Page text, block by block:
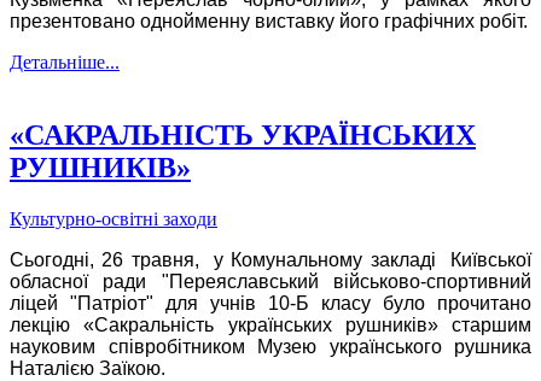
презентовано однойменну виставку його графічних робіт.
Детальніше...
«САКРАЛЬНІСТЬ УКРАЇНСЬКИХ
РУШНИКІВ»
Культурно-освітні заходи
Сьогодні, 26 травня, у Комунальному закладі Київської
обласної ради "Переяславський військово-спортивний
ліцей "Патріот" для учнів 10-Б класу було прочитано
лекцію «Сакральність українських рушників» старшим
науковим співробітником Музею українського рушника
Наталією Заїкою.